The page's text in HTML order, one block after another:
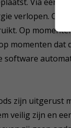
verlopen.
Op
momenten
software
zijn uitgerust
veilig zijn en